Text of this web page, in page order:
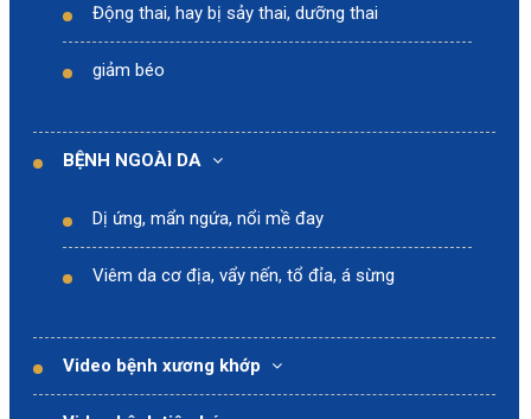
Động thai, hay bị sảy thai, dưỡng thai
giảm béo
BỆNH NGOÀI DA
Dị ứng, mẩn ngứa, nổi mề đay
Viêm da cơ địa, vẩy nến, tổ đỉa, á sừng
Video bệnh xương khớp